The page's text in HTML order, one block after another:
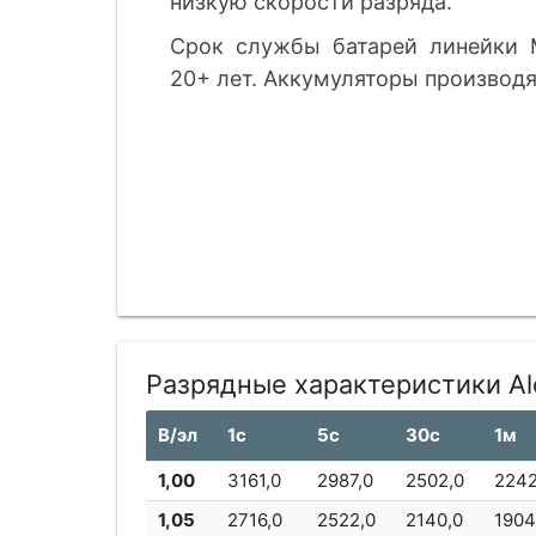
Срок службы батарей линейки
20+ лет. Аккумуляторы
Разрядные характеристики
В/эл 1с 5с 30с 1м
1,00
3161,0 2987,0 2502,0
1,05
2716,0 2522,0 2140,0